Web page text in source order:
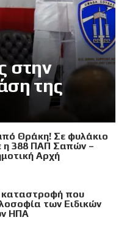
στην
της
Θράκη! Σε φυλάκιο
η 388 ΠΑΠ Σαπών –
Αρχή
καταστροφή που
των Ειδικών
ΗΠΑ